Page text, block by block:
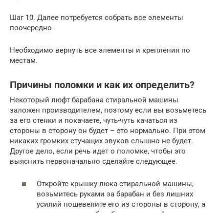
Шаг 10. Далее потребуется собрать все элементы
поочередно
Необходимо вернуть все элементы и крепления по
местам.
Причины поломки и как их определить?
Некоторый люфт барабана стиральной машины
заложен производителем, поэтому если вы возьметесь
за его стенки и покачаете, чуть-чуть качаться из
стороны в сторону он будет – это нормально. При этом
никаких громких стучащих звуков слышно не будет.
Другое дело, если речь идет о поломке, чтобы это
выяснить первоначально сделайте следующее.
Откройте крышку люка стиральной машины,
возьмитесь руками за барабан и без лишних
усилий пошевелите его из стороны в сторону, а